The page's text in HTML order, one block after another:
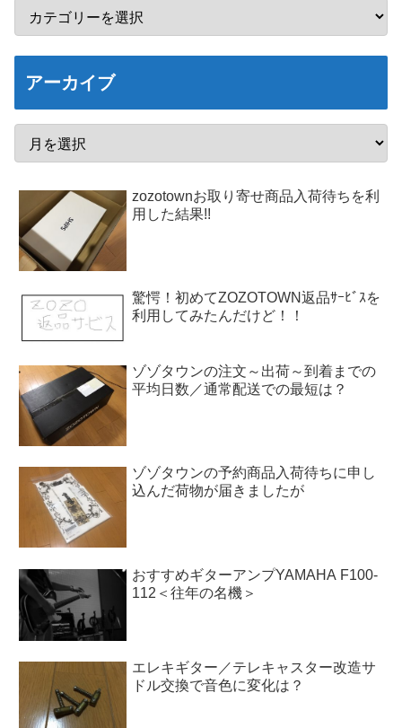
アーカイブ
zozotownお取り寄せ商品入荷待ちを利
用した結果!!
驚愕！初めてZOZOTOWN返品ｻｰﾋﾞｽを
利用してみたんだけど！！
ゾゾタウンの注文～出荷～到着までの
平均日数／通常配送での最短は？
ゾゾタウンの予約商品入荷待ちに申し
込んだ荷物が届きましたが
おすすめギターアンプYAMAHA F100-
112＜往年の名機＞
エレキギター／テレキャスター改造サ
ドル交換で音色に変化は？